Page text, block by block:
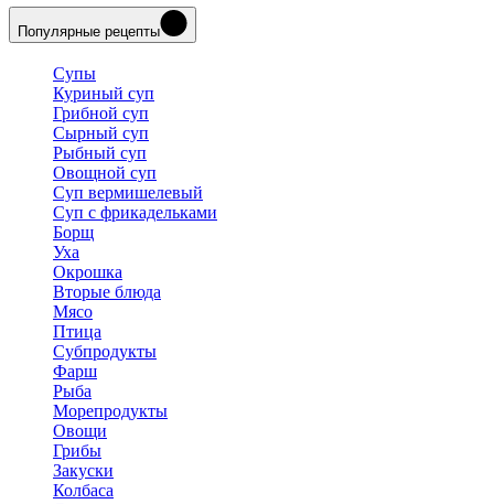
Популярные рецепты
Супы
Куриный суп
Грибной суп
Сырный суп
Рыбный суп
Овощной суп
Суп вермишелевый
Суп с фрикадельками
Борщ
Уха
Окрошка
Вторые блюда
Мясо
Птица
Субпродукты
Фарш
Рыба
Морепродукты
Овощи
Грибы
Закуски
Колбаса